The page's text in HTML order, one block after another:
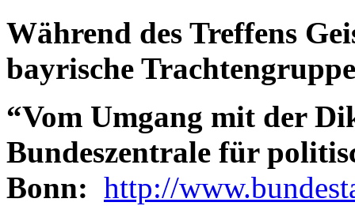
Während des Treffens
bayrische
“Vom Umgang mit der
Bundeszentrale für
Bonn: http://